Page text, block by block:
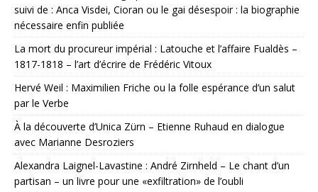
suivi de : Anca Visdei, Cioran ou le gai désespoir : la biographie
nécessaire enfin publiée
La mort du procureur impérial : Latouche et l’affaire Fualdès –
1817-1818 – l’art d’écrire de Frédéric Vitoux
Hervé Weil : Maximilien Friche ou la folle espérance d’un salut
par le Verbe
À la découverte d’Unica Zürn – Etienne Ruhaud en dialogue
avec Marianne Desroziers
Alexandra Laignel-Lavastine : André Zirnheld – Le chant d’un
partisan – un livre pour une «exfiltration» de l’oubli